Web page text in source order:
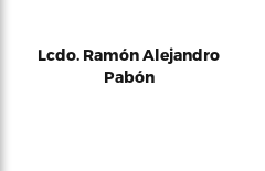
Lcdo. Ramón Alejandro
Pabón